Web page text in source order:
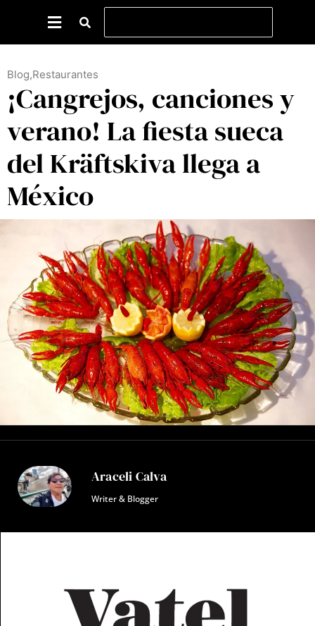
Blog,Restaurantes
¡Cangrejos, canciones y
verano! La fiesta sueca
del Kräftskiva llega a
México
Araceli Calva
Writer & Blogger